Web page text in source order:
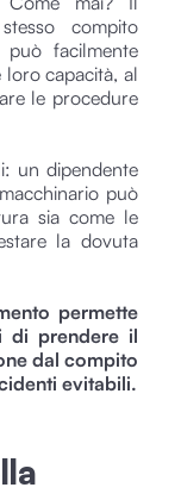
compito
può facilmente
capacità, al
le procedure
un dipendente
può
sia come le
la dovuta
permette
di prendere il
dal compito
evitabili.